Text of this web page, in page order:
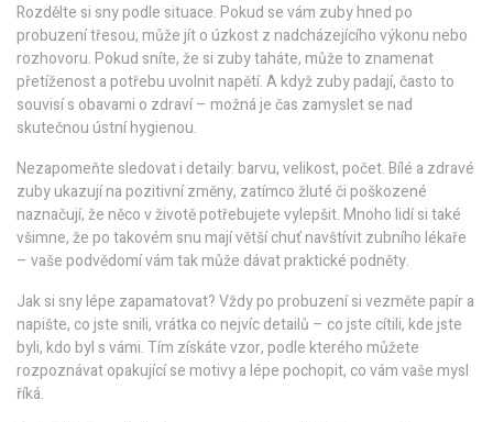
Rozdělte si sny podle situace. Pokud se vám zuby hned po
probuzení třesou, může jít o úzkost z nadcházejícího výkonu nebo
rozhovoru. Pokud sníte, že si zuby taháte, může to znamenat
přetíženost a potřebu uvolnit napětí. A když zuby padají, často to
souvisí s obavami o zdraví – možná je čas zamyslet se nad
skutečnou ústní hygienou.
Nezapomeňte sledovat i detaily: barvu, velikost, počet. Bílé a zdravé
zuby ukazují na pozitivní změny, zatímco žluté či poškozené
naznačují, že něco v životě potřebujete vylepšit. Mnoho lidí si také
všimne, že po takovém snu mají větší chuť navštívit zubního lékaře
– vaše podvědomí vám tak může dávat praktické podněty.
Jak si sny lépe zapamatovat? Vždy po probuzení si vezměte papír a
napište, co jste snili, vrátka co nejvíc detailů – co jste cítili, kde jste
byli, kdo byl s vámi. Tím získáte vzor, podle kterého můžete
rozpoznávat opakující se motivy a lépe pochopit, co vám vaše mysl
říká.